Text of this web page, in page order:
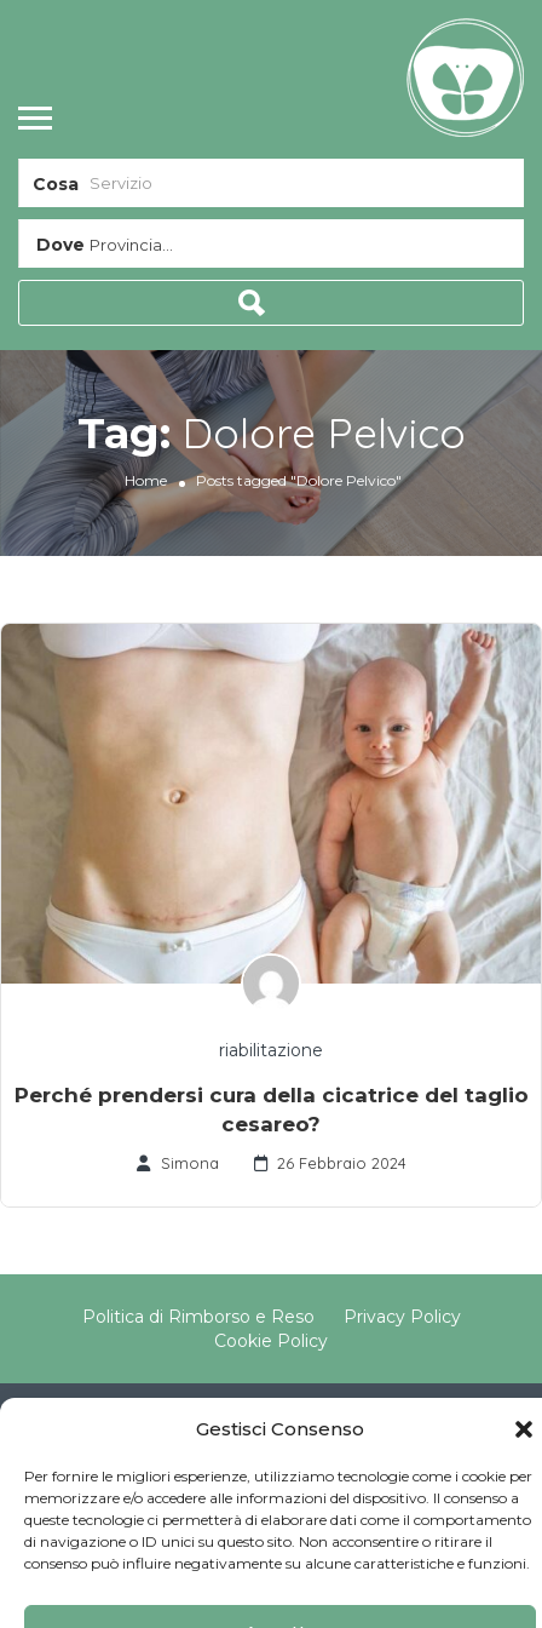
Gestisci Consenso
Per fornire le migliori esperienze, utilizziamo tecnologie come i cookie per
memorizzare e/o accedere alle informazioni del dispositivo. Il consenso a
queste tecnologie ci permetterà di elaborare dati come il comportamento
di navigazione o ID unici su questo sito. Non acconsentire o ritirare il
consenso può influire negativamente su alcune caratteristiche e funzioni.
Cosa
Dove Provincia...
Tag: Dolore Pelvico
Home Posts tagged "Dolore Pelvico"
riabilitazione
Perché prendersi cura della cicatrice del taglio
cesareo?
Simona 26 Febbraio 2024
Politica di Rimborso e Reso
Privacy Policy
Cookie Policy
Copyright © 2025 Pavimento Pelvico Italia beAPPI srl |
P.IVA: 16569171008 | Email PEC:
pavimentopelvicoitalia@pec.it | Codice Univoco:
SU9YNJA
Iscriviti alla Newsletter
Sviluppato daG Tech Group